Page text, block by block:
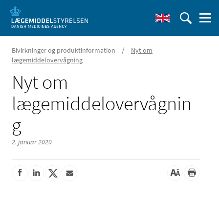
Bivirkninger og produktinformation /
Nyt om
lægemiddelovervågning
Nyt om
lægemiddelovervågnin
g
2. januar 2020